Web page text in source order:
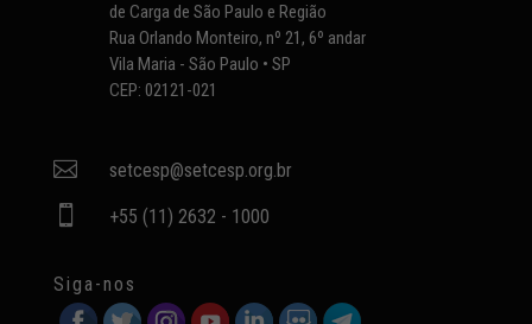
de Carga de São Paulo e Região
Rua Orlando Monteiro, nº 21, 6º andar
Vila Maria - São Paulo • SP
CEP: 02121-021
 setcesp@setcesp.org.br
 +55 (11) 2632 - 1000
Siga-nos